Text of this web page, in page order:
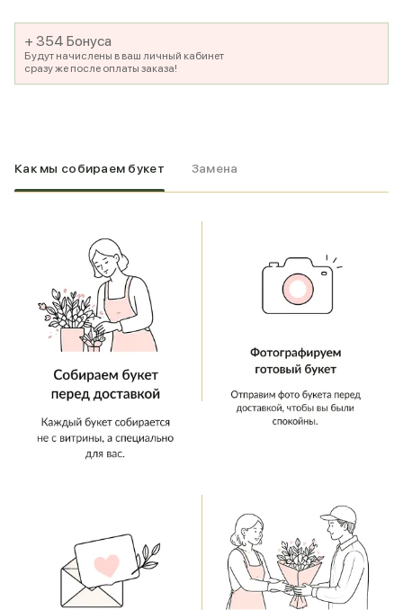
+ 354 Бонуса
Будут начислены в ваш личный кабинет
сразу же после оплаты заказа!
Как мы собираем букет Замена